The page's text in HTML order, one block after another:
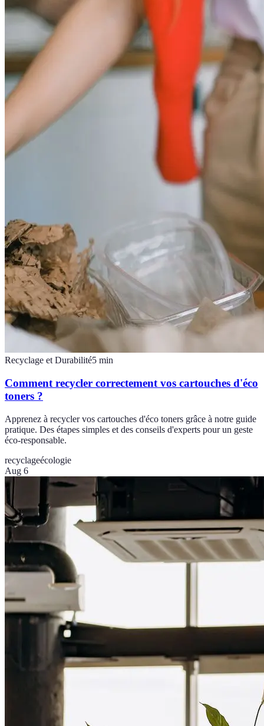
Recyclage et Durabilité5 min
Comment recycler correctement vos cartouches d'éco
toners ?
Apprenez à recycler vos cartouches d'éco toners grâce à notre guide
pratique. Des étapes simples et des conseils d'experts pour un geste
éco-responsable.
recyclageécologie
Aug 6